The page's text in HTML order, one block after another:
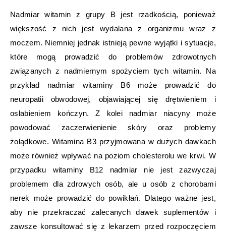
Nadmiar witamin z grupy B jest rzadkością, ponieważ
większość z nich jest wydalana z organizmu wraz z
moczem. Niemniej jednak istnieją pewne wyjątki i sytuacje,
które mogą prowadzić do problemów zdrowotnych
związanych z nadmiernym spożyciem tych witamin. Na
przykład nadmiar witaminy B6 może prowadzić do
neuropatii obwodowej, objawiającej się drętwieniem i
osłabieniem kończyn. Z kolei nadmiar niacyny może
powodować zaczerwienienie skóry oraz problemy
żołądkowe. Witamina B3 przyjmowana w dużych dawkach
może również wpływać na poziom cholesterolu we krwi. W
przypadku witaminy B12 nadmiar nie jest zazwyczaj
problemem dla zdrowych osób, ale u osób z chorobami
nerek może prowadzić do powikłań. Dlatego ważne jest,
aby nie przekraczać zalecanych dawek suplementów i
zawsze konsultować się z lekarzem przed rozpoczęciem